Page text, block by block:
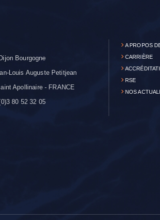
Bourgogne
Louis Auguste Petitjean
Apollinaire - FRANCE
80 52 32 05
A PROPOS
CARRIÈRE
RSE
NOS